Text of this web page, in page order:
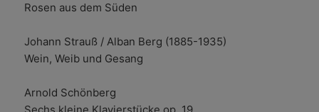
Rosen aus dem Süden
Johann Strauß / Alban Berg (1885-1935)
Wein, Weib und Gesang
Arnold Schönberg